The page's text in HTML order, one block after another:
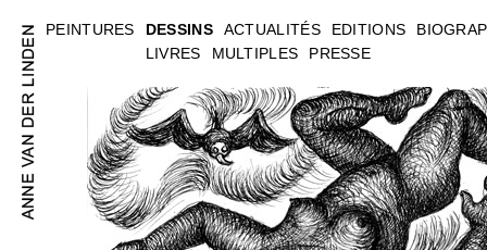
PEINTURES
DESSINS
LIVRES
MULTIPLES PRESSE
ACTUALITÉS EDITIONS